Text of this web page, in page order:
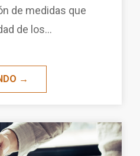
de medidas que
de los...
→